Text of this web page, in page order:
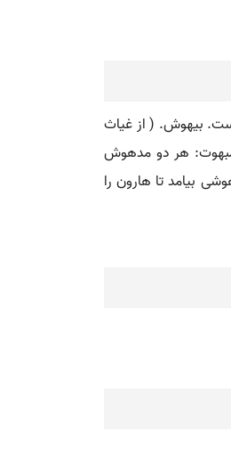
بیهوش. ( از غیاث
هر دو مدهوش
چون مدهوشی بیامد تا هارون را